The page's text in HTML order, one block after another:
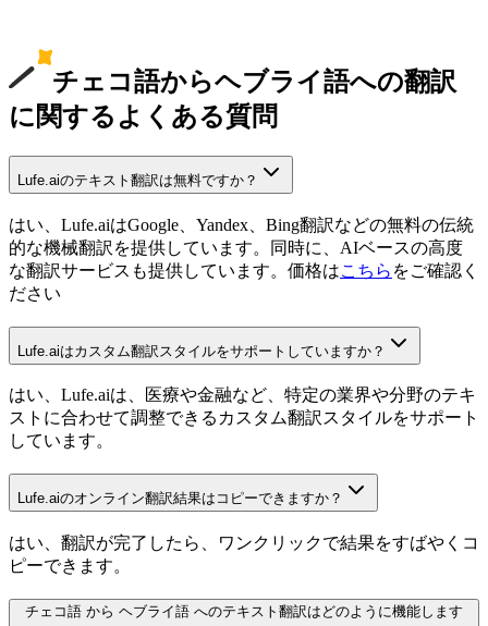
チェコ語からヘブライ語への翻訳
に関するよくある質問
Lufe.aiのテキスト翻訳は無料ですか？
はい、Lufe.aiはGoogle、Yandex、Bing翻訳などの無料の伝統
的な機械翻訳を提供しています。同時に、AIベースの高度
な翻訳サービスも提供しています。価格はこちら をご確認く
ださい
Lufe.aiはカスタム翻訳スタイルをサポートしていますか？
はい、Lufe.aiは、医療や金融など、特定の業界や分野のテキ
ストに合わせて調整できるカスタム翻訳スタイルをサポート
しています。
Lufe.aiのオンライン翻訳結果はコピーできますか？
はい、翻訳が完了したら、ワンクリックで結果をすばやくコ
ピーできます。
チェコ語 から ヘブライ語 へのテキスト翻訳はどのように機能します